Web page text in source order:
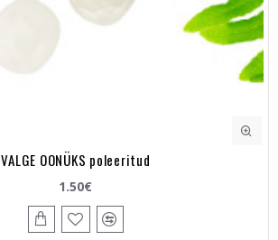
VALGE OONÜKS poleeritud
1.50€